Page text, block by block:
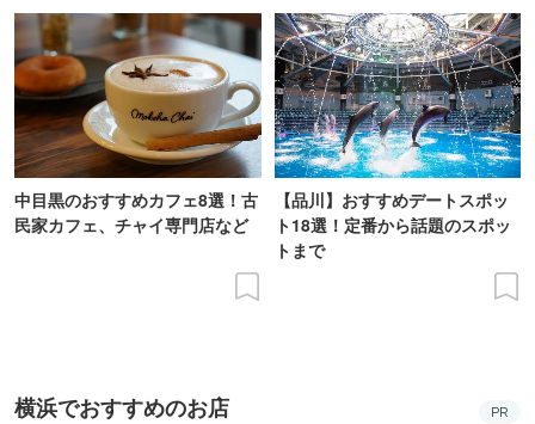
中目黒のおすすめカフェ8選！古
民家カフェ、チャイ専門店など
【品川】おすすめデートスポッ
ト18選！定番から話題のスポッ
トまで
横浜でおすすめのお店 PR